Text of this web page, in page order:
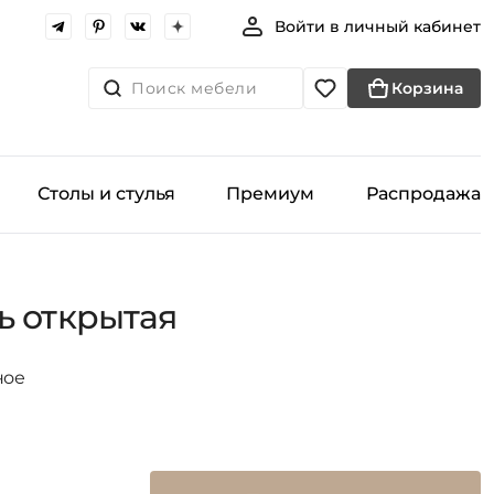
Войти в личный кабинет
Поиск мебели Корзина
Столы и стулья Премиум Распродажа
открытая